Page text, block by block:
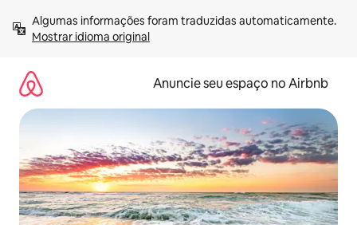
para
Mostrar idioma original
Anuncie seu espaço no Airbnb